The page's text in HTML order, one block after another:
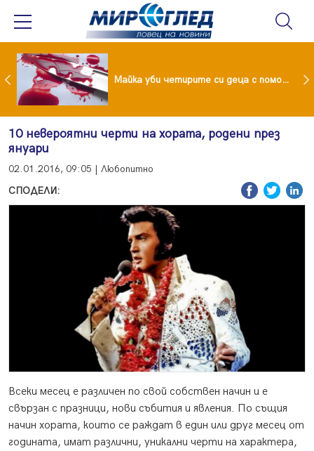
Проф.Кантарджиев: Пазете се от комарите и полово предаваните инфекции Майка уби четирите си деца с помощта на баба им, след което се самоуби
10 невероятни черти на хората, родени през
януари
02.01.2016, 09:05 | Любопитно
СПОДЕЛИ:
Всеки месец е различен по свой собствен начин и е
свързан с празници, нови събития и явления. По същия
начин хората, които се раждат в един или друг месец от
годината, имат различни, уникални черти на характера,